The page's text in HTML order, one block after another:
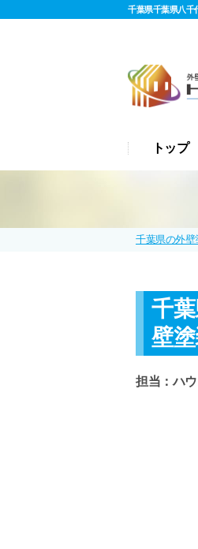
千葉県千葉県八
トップ
千葉県の外壁
千
壁
担当：ハ